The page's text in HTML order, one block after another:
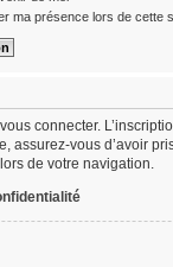
ma présence lors de cette
connecter.
assurez-vous d’avoir
de votre navigation.